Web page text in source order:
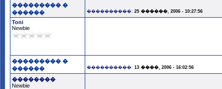
��������� �
������
����������: 25 ������, 2006 - 10:27:56
Toni
Newbie
��������� �
������
����������: 13 ����, 2006 - 16:02:56
��������
Newbie